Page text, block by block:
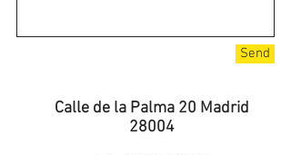
Send
Calle de la Palma 20 Madrid
28004